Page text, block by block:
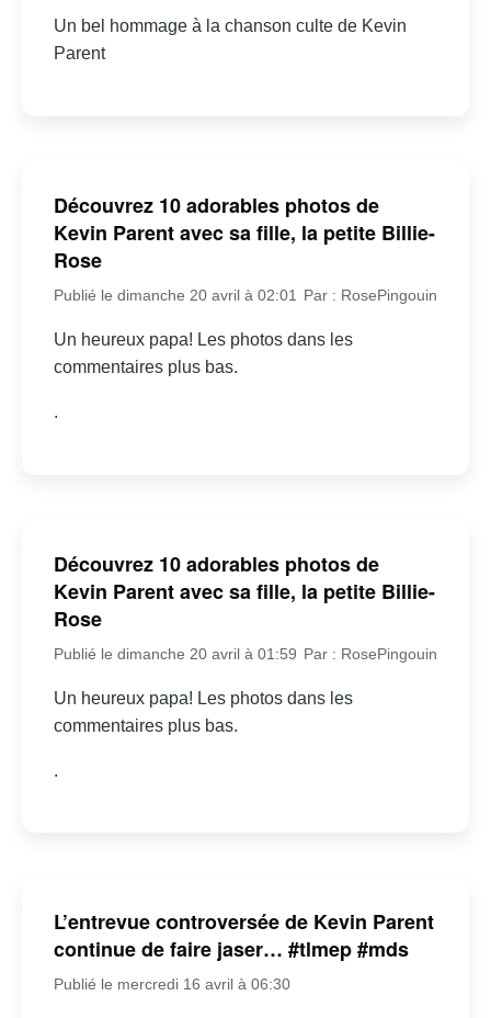
Un bel hommage à la chanson culte de Kevin
Parent
Découvrez 10 adorables photos de
Kevin Parent avec sa fille, la petite Billie-
Rose
Publié le dimanche 20 avril à 02:01 Par : RosePingouin
Un heureux papa! Les photos dans les
commentaires plus bas.
.
Découvrez 10 adorables photos de
Kevin Parent avec sa fille, la petite Billie-
Rose
Publié le dimanche 20 avril à 01:59 Par : RosePingouin
Un heureux papa! Les photos dans les
commentaires plus bas.
.
L’entrevue controversée de Kevin Parent
continue de faire jaser… #tlmep #mds
Publié le mercredi 16 avril à 06:30